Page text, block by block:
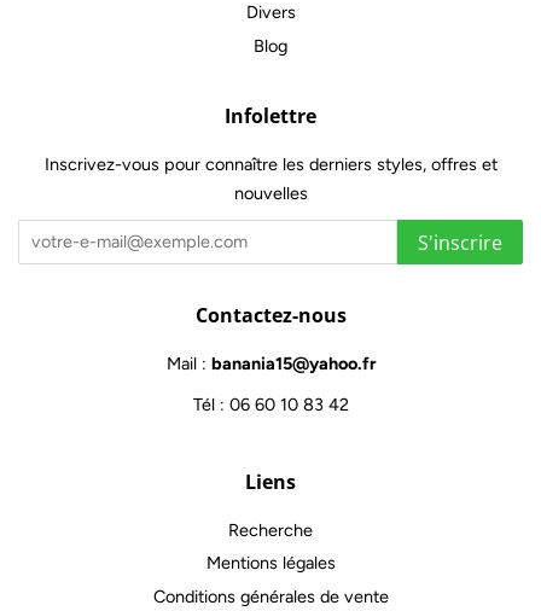
Divers
Blog
Infolettre
Inscrivez-vous pour connaître les derniers styles, offres et
nouvelles
S'inscrire
Contactez-nous
Mail : banania15@yahoo.fr
Tél : 06 60 10 83 42
Liens
Recherche
Mentions légales
Conditions générales de vente